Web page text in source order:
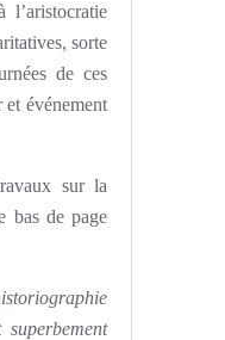
l’aristocratie
sorte
de ces
et événement
sur la
bas de page